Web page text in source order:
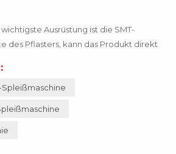
Ausrüstung ist die SMT-
des Pflasters, kann das Produkt direkt
die SMT-Maschine anormal arbeitet,
nicht mehr funktionieren, was dem
vermie...